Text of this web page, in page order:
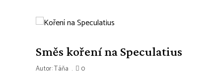
Směs koření na Speculatius
Autor:Táňa 0